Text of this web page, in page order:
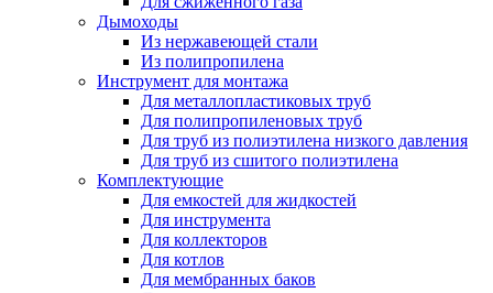
Дымоходы
Из нержавеющей стали
Из полипропилена
Инструмент для монтажа
Для металлопластиковых труб
Для полипропиленовых труб
Для труб из полиэтилена низкого давления
Для труб из сшитого полиэтилена
Комплектующие
Для емкостей для жидкостей
Для инструмента
Для коллекторов
Для котлов
Для мембранных баков